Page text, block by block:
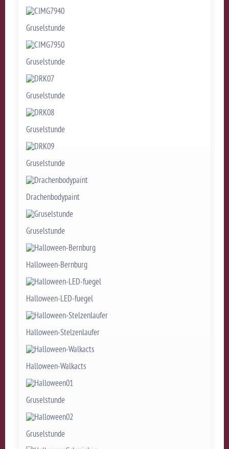
Gruselstunde
Gruselstunde
Gruselstunde
Gruselstunde
Gruselstunde
Drachenbodypaint
Gruselstunde
Halloween-Bernburg
Halloween-LED-fuegel
Halloween-Stelzenlaufer
Halloween-Walkacts
Gruselstunde
Gruselstunde